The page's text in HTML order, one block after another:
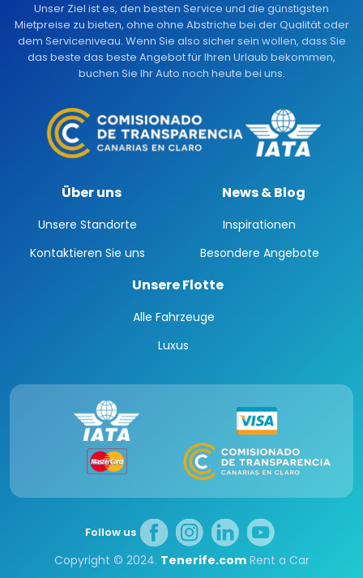
Unser Ziel ist es, den besten Service und die günstigsten
Mietpreise zu bieten, ohne ohne Abstriche bei der Qualität oder
dem Serviceniveau. Wenn Sie also sicher sein wollen, dass Sie
das beste das beste Angebot für Ihren Urlaub bekommen,
buchen Sie Ihr Auto noch heute bei uns.
Über uns
Unsere Standorte
Kontaktieren Sie uns
News & Blog
Inspirationen
Besondere Angebote
Unsere Flotte
Alle Fahrzeuge
Luxus
Copyright © 2024. Tenerife.comRent a Car
Follow us